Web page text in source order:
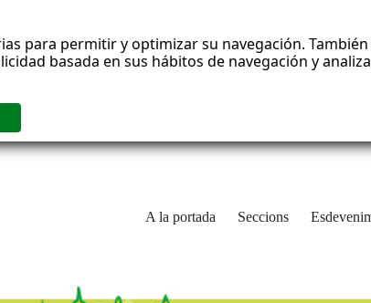
para permitir y optimizar su navegación.
basada en sus hábitos de navegación y
A la portada Seccions